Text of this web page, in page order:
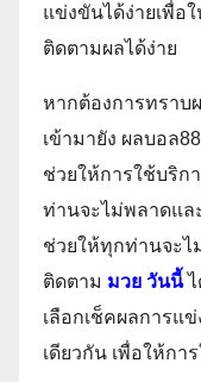
แข่งขันได้ง่ายเพื่อ
ติดตามผลได้ง่าย
หากต้องการทราบ
เข้ามายัง ผลบอล
ช่วยให้การใช้บริก
ท่านจะไม่พลาดแล
ช่วยให้ทุกท่านจะไ
ติดตาม มวย วันนี้
เลือกเช็คผลการแ
เดียวกัน เพื่อให้ก